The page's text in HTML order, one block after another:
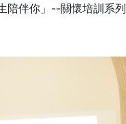
陪伴你」--關懷培訓系列